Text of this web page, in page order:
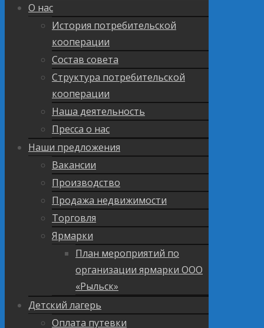
О нас
История потребительской
кооперации
Состав совета
Структура потребительской
кооперации
Наша деятельность
Пресса о нас
Наши предложения
Вакансии
Производство
Продажа недвижимости
Торговля
Ярмарки
План мероприятий по
организации ярмарки ООО
«Рыльск»
Детский лагерь
Оплата путевки